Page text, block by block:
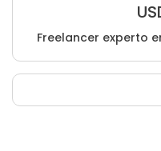
Freelancer experto